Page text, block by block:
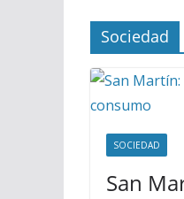
Sociedad
SOCIEDAD
San